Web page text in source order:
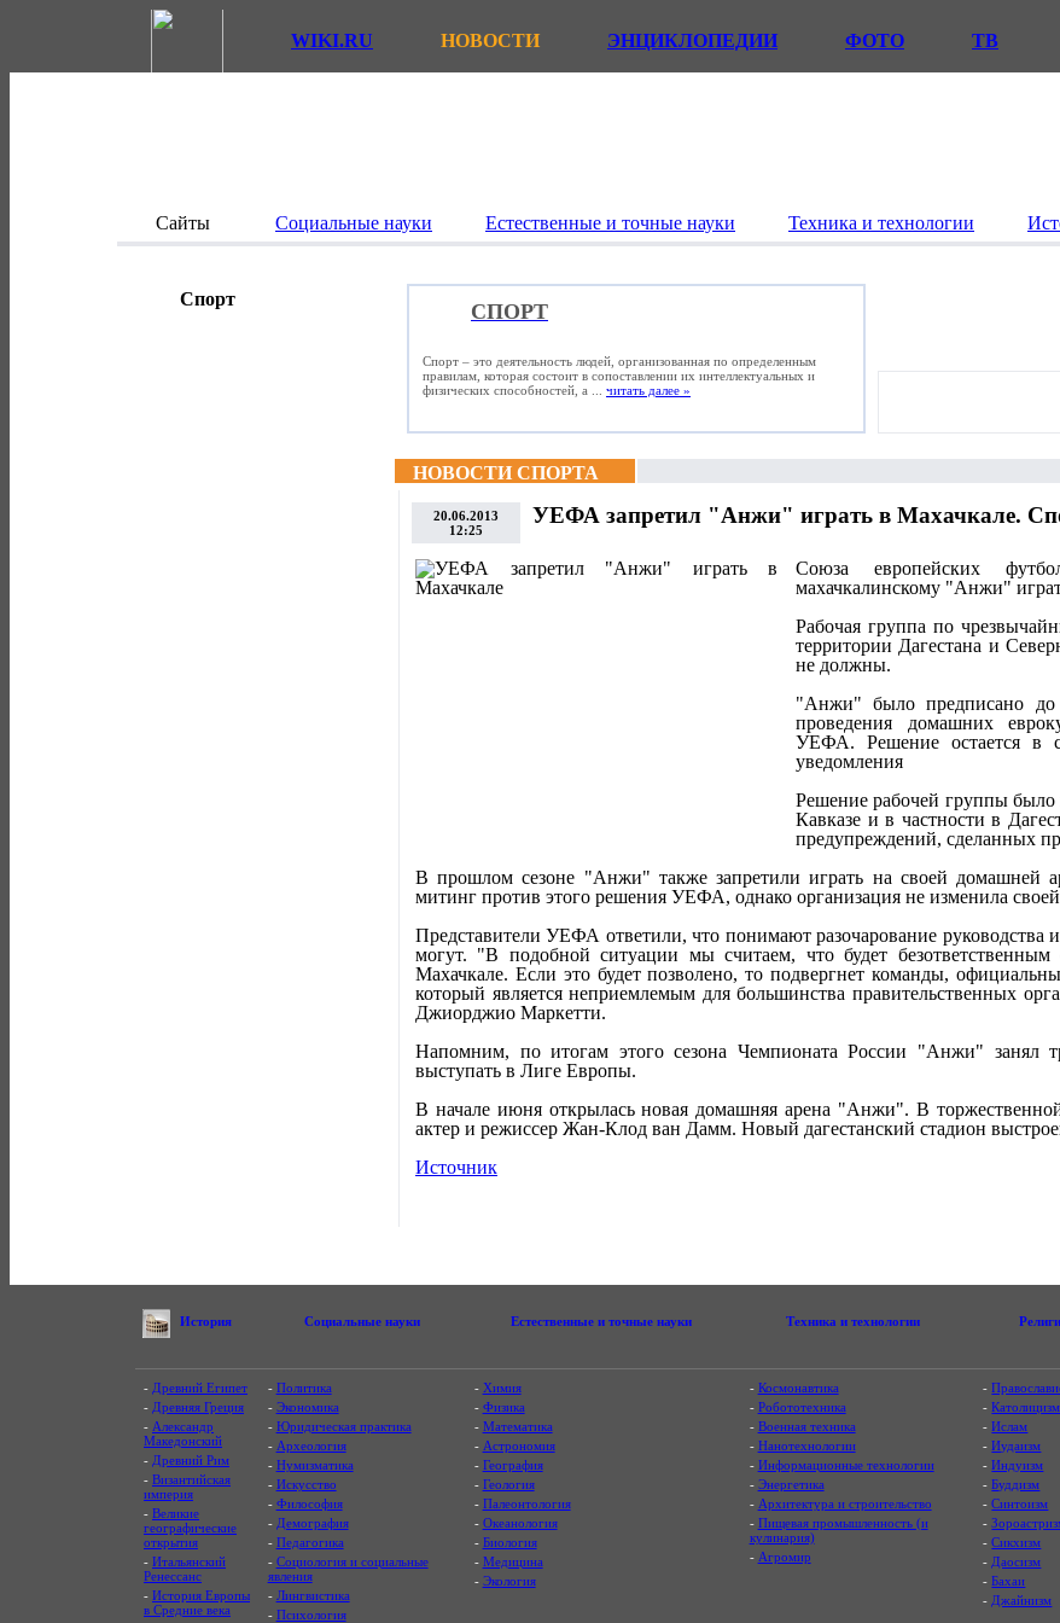
WIKI.RU НОВОСТИ ЭНЦИКЛОПЕДИИ ФОТО ТВ
Сайты Социальные науки Естественные и точные науки Техника и технологии
Спорт
СПОРТ
Спорт – это деятельность людей, организованная по определенным
правилам, которая состоит в сопоставлении их интеллектуальных и
физических способностей, а ... читать далее »
НОВОСТИ СПОРТА
20.06.2013
12:25
УЕФА запретил "Анжи" играть в Махачкале.
Союза европейских
махачкалинскому "Анжи"
Рабочая группа по
территории Дагестана и
не должны.
"Анжи" было предписано до
проведения домашних
УЕФА. Решение остается в
уведомления
Решение рабочей группы было
Кавказе и в частности в
предупреждений, сделанных
В прошлом сезоне "Анжи" также запретили играть на своей домашней
митинг против этого решения УЕФА, однако организация не изменила своей
Представители УЕФА ответили, что понимают разочарование
могут. "В подобной ситуации мы считаем, что будет
Махачкале. Если это будет позволено, то подвергнет команды,
который является неприемлемым для большинства правительственных
Джиорджио Маркетти.
Напомним, по итогам этого сезона Чемпионата России "Анжи" занял
выступать в Лиге Европы.
В начале июня открылась новая домашняя арена "Анжи". В
актер и режиссер Жан-Клод ван Дамм. Новый дагестанский стадион
Источник
История Социальные науки Естественные и точные науки Техника и технологии
- Древний Египет
- Древняя Греция
- Александр
Македонский
- Древний Рим
- Византийская
империя
- Великие
географические
открытия
- Итальянский
Ренессанс
- История Европы
в Средние века
- Политика
- Экономика
- Юридическая практика
- Археология
- Нумизматика
- Искусство
- Философия
- Демография
- Педагогика
- Социология и социальные
явления
- Лингвистика
- Психология
- Химия
- Физика
- Математика
- Астрономия
- География
- Геология
- Палеонтология
- Океанология
- Биология
- Медицина
- Экология
- Космонавтика
- Робототехника
- Военная техника
- Нанотехнологии
- Информационные технологии
- Энергетика
- Архитектура и строительство
- Пищевая промышленность (и
кулинария)
- Агромир
-
-Католицизм
-Ислам
-Иудаизм
-Индуизм
-Буддизм
-Синтоизм
-
-Сикхизм
- Даосизм
-Бахаи
- Джайнизм